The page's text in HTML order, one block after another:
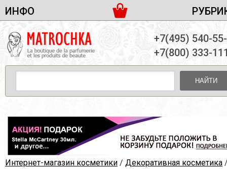
ИНФО
ДОСТАВКА И ОПЛАТА
ПАРТНЕРСТВО
КОНТАКТЫ
ЖЕНСКАЯ ПАРФЮМЕРИЯ
МУЖСКАЯ ПАРФЮМЕРИЯ
УНИСЕКС ПАРФЮМЕРИЯ
ЖЕНСКИЕ НАБОРЫ
МУЖСКИЕ НАБОРЫ
УНИСЕКС НАБОРЫ
УХОД ЗА ЛИЦОМ
УХОД ЗА ТЕЛОМ
+7(495) 540-
+7(800) 333-
НАЙТИ
Интернет-магазин косметики / Декоративная косметика